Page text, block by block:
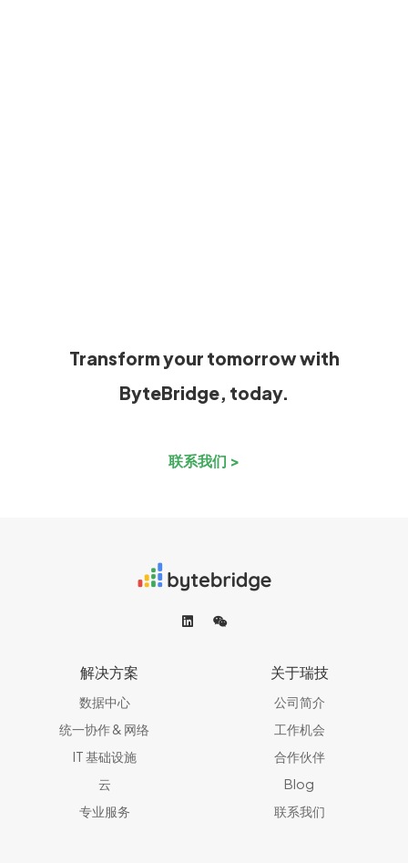
Transform your tomorrow with
ByteBridge, today.
联系我们 >
解决方案
数据中心
统一协作 & 网络​
IT 基础设施
云
专业服务
关于瑞技
公司简介
工作机会
合作伙伴
Blog
联系我们